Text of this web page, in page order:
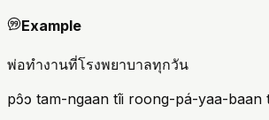
Example
พ่อทำงานที่โรงพยาบาลทุกวัน
pɔ̂ɔ tam-ngaan tîi roong-pá-yaa-baan